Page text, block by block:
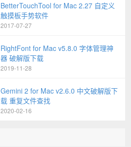
BetterTouchTool for Mac 2.27 自定义
触摸板手势软件
2017-07-27
RightFont for Mac v5.8.0 字体管理神
器 破解版下载
2019-11-28
Gemini 2 for Mac v2.6.0 中文破解版下
载 重复文件查找
2020-02-16